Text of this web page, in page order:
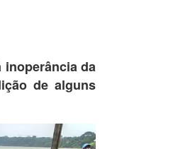
inoperância da
de alguns